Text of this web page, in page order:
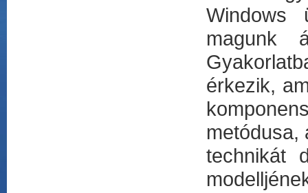
Windows
magunk
érkezik,
metódusa,
technikát